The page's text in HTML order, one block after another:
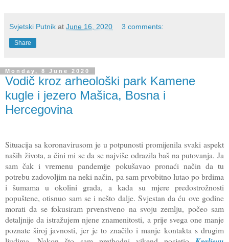
Svjetski Putnik at June 16, 2020 3 comments:
Share
Monday, 8 June 2020
Vodič kroz arheološki park Kamene
kugle i jezero Mašica, Bosna i
Hercegovina
Situacija sa koronavirusom je u potpunosti promijenila svaki aspekt
naših života, a čini mi se da se najviše odrazila baš na putovanja. Ja
sam čak i vremenu pandemije pokušavao pronaći način da tu
potrebu zadovoljim na neki način, pa sam prvobitno lutao po brdima
i šumama u okolini grada, a kada su mjere predostrožnosti
popuštene, otisnuo sam se i nešto dalje. Svjestan da ću ove godine
morati da se fokusiram prvenstveno na svoju zemlju, počeo sam
detaljnije da istražujem njene znamenitosti, a prije svega one manje
poznate široj javnosti, jer je to značilo i manje kontakta s drugim